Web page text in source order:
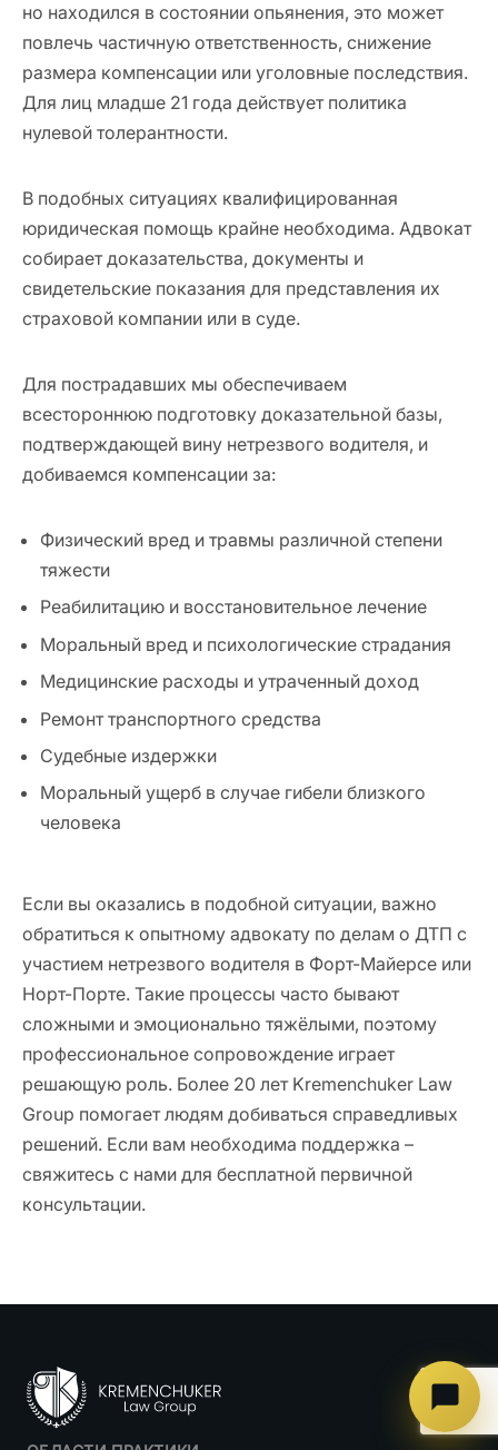
но находился в состоянии опьянения, это может
повлечь частичную ответственность, снижение
размера компенсации или уголовные последствия.
Для лиц младше 21 года действует политика
нулевой толерантности.
В подобных ситуациях квалифицированная
юридическая помощь крайне необходима. Адвокат
собирает доказательства, документы и
свидетельские показания для представления их
страховой компании или в суде.
Для пострадавших мы обеспечиваем
всестороннюю подготовку доказательной базы,
подтверждающей вину нетрезвого водителя, и
добиваемся компенсации за:
Физический вред и травмы различной степени
тяжести
Реабилитацию и восстановительное лечение
Моральный вред и психологические страдания
Медицинские расходы и утраченный доход
Ремонт транспортного средства
Судебные издержки
Моральный ущерб в случае гибели близкого
человека
Если вы оказались в подобной ситуации, важно
обратиться к опытному адвокату по делам о ДТП с
участием нетрезвого водителя в Форт-Майерсе или
Норт-Порте. Такие процессы часто бывают
сложными и эмоционально тяжёлыми, поэтому
профессиональное сопровождение играет
решающую роль. Более 20 лет Kremenchuker Law
Group помогает людям добиваться справедливых
решений. Если вам необходима поддержка –
свяжитесь с нами для бесплатной первичной
консультации.